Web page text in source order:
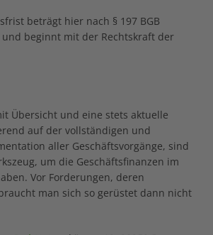
beträgt hier nach § 197 BGB
und beginnt mit der Rechtskraft der
Übersicht und eine stets aktuelle
auf der vollständigen und
aller Geschäftsvorgänge, sind
um die Geschäftsfinanzen im
Vor Forderungen, deren
man sich so gerüstet dann nicht